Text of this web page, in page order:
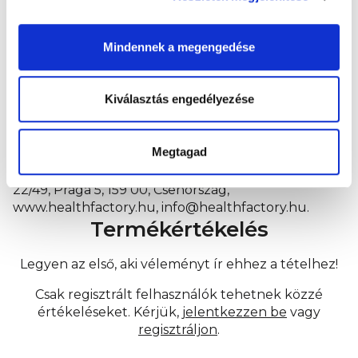
Mindennek a megengedése
Kiválasztás engedélyezése
Megtagad
táplálkozási célokra szánt élelmiszer.
Tárolás:
szobahőmérsékleten tárolja. Zárja vissza a kinyitott
tasakot, és tárolja a hűtőszekrényben legfeljebb 24
órán keresztül. Minőségét megőrzi a csomagoláson
feltüntetve.
Forgalmazó:Health Academy, s. r. o., Zbraslavská
22/49, Prága 5, 159 00, Csehország,
www.healthfactory.hu, info@healthfactory.hu.
Termékértékelés
Legyen az első, aki véleményt ír ehhez a tételhez!
Csak regisztrált felhasználók tehetnek közzé
értékeléseket. Kérjük, jelentkezzen be vagy
regisztráljon.